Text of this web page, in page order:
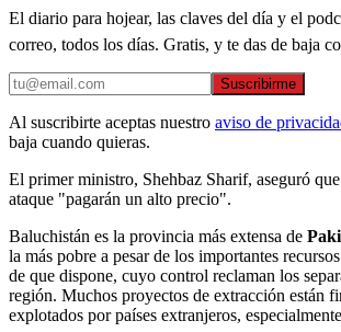
El diario para hojear, las claves del día y el
correo, todos los días. Gratis, y te das de baja
Suscribirme
Al suscribirte aceptas nuestro aviso de
baja cuando quieras.
El primer ministro, Shehbaz Sharif, aseguró
ataque "pagarán un alto precio".
Baluchistán es la provincia más extensa de
la más pobre a pesar de los importantes
de que dispone, cuyo control reclaman los
región. Muchos proyectos de extracción están
explotados por países extranjeros,